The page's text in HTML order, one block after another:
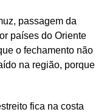
passagem da
países do Oriente
o fechamento não
na região, porque
fica na costa